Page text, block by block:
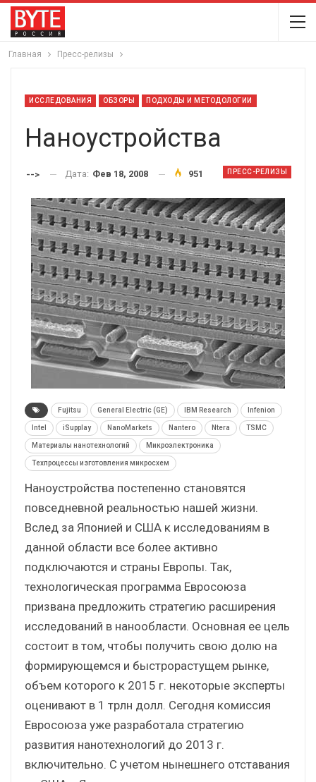
Главная Пресс-релизы
ИССЛЕДОВАНИЯ ОБЗОРЫ ПОДХОДЫ И МЕТОДОЛОГИИ
Наноустройства
ПРЕСС-РЕЛИЗЫ
--> Дата: Фев 18, 2008 951
Fujitsu General Electric (GE) IBM Research Infenion
Intel iSupplay NanoMarkets Nantero Ntera TSMC
Материалы нанотехнологий Микроэлектроника
Техпроцессы изготовления микросхем
Наноустройства постепенно становятся
повседневной реальностью нашей жизни.
Вслед за Японией и США к исследованиям в
данной области все более активно
подключаются и страны Европы. Так,
технологическая программа Евросоюза
призвана предложить стратегию расширения
исследований в нанообласти. Основная ее цель
состоит в том, чтобы получить свою долю на
формирующемся и быстрорастущем рынке,
объем которого к 2015 г. некоторые эксперты
оценивают в 1 трлн долл. Сегодня комиссия
Евросоюза уже разработала стратегию
развития нанотехнологий до 2013 г.
включительно. С учетом нынешнего отставания